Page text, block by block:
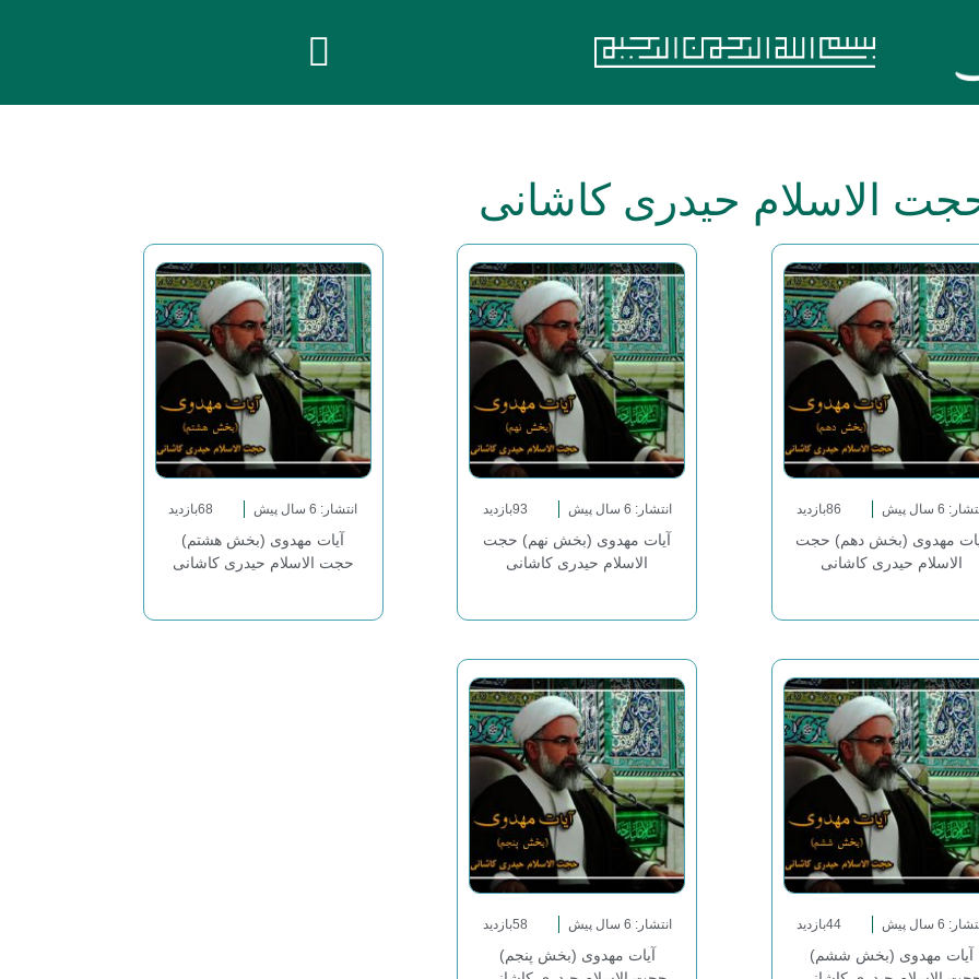
الاسلام حیدری کاشانی
6 سال پیش 86بازدید
مهدوی (بخش دهم) حجت
الاسلام حیدری کاشانی
انتشار: 6 سال پیش 93بازدید
آیات مهدوی (بخش نهم) حجت
الاسلام حیدری کاشانی
انتشار: 6 سال پیش 68بازدید
آیات مهدوی (بخش هشتم)
حجت الاسلام حیدری کاشانی
6 سال پیش 44بازدید
آیات مهدوی (بخش ششم)
انتشار: 6 سال پیش 58بازدید
آیات مهدوی (بخش پنجم)